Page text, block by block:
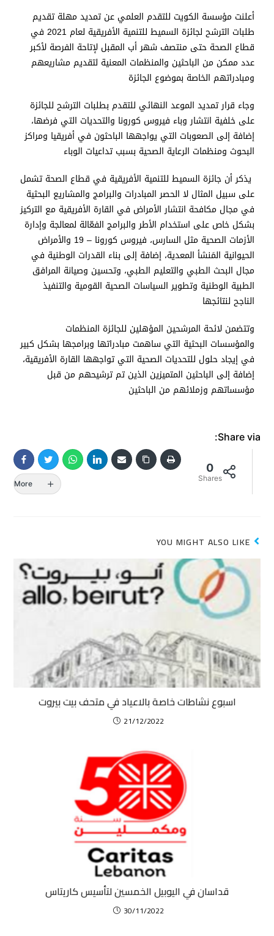
أعلنت مؤسسة الكويت للتقدم العلمي عن تمديد مهلة تقديم
طلبات الترشح لجائزة السميط للتنمية الأفريقية لعام 2021 في
قطاع الصحة حتى منتصف شهر أب المقبل لإتاحة الفرصة لأكبر
عدد ممكن من الباحثين والمنظمات المعنية لتقديم مشاريعهم
ومبادراتهم الخاصة بموضوع الجائزة
وجاء قرار تمديد الموعد النهائي للتقدم بطلبات الترشح للجائزة
على خلفية انتشار وباء فيروس كورونا والتحديات التي فرضها،
إضافة إلى الصعوبات التي يواجهها الباحثون في أفريقيا ومراكز
البحوث ومنظمات الرعاية الصحية بسبب تداعيات الوباء
يذكر أن جائزة السميط للتنمية الأفريقية في قطاع الصحة تشمل
على سبيل المثال لا الحصر المبادرات والبرامج والمشاريع البحثية
في مجال مكافحة انتشار الأمراض في القارة الأفريقية مع التركيز
بشكل خاص على استخدام الأطر والبرامج الفعّالة لمعالجة وإدارة
الأزمات الصحية مثل السارس، فيروس كورونا – 19 والأمراض
الحيوانية المَنشأ المعدية، إضافة إلى بناء القدرات الوطنية في
مجال البحث الطبي والتعليم الطبي، وتحسين وصيانة المرافق
الطبية الوطنية وتطوير السياسات الصحية القومية والتنفيذ
الناجح لنتائجها
وتتضمن لائحة المرشحين المؤهلين للجائزة المنظمات
والمؤسسات البحثية التي ساهمت مبادراتها وبرامجها بشكل كبير
في إيجاد حلول للتحديات الصحية التي تواجهها القارة الأفريقية،
إضافة إلى الباحثين المتميزين الذين تم ترشيحهم من قبل
مؤسساتهم وزملائهم من الباحثين
Share via:
0
Shares
More
YOU MIGHT ALSO LIKE
اسبوع نشاطات خاصة بالاعياد في متحف بيت بيروت
21/12/2022
قداسان في اليوبيل الخمسين لتأسيس كاريتاس
30/11/2022